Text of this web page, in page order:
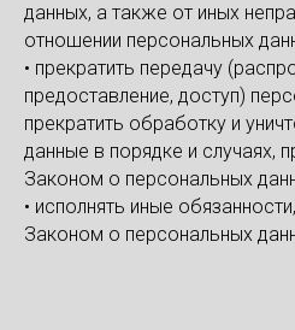
данных, а также от иных
отношении персональных
• прекратить передачу
предоставление, доступ)
прекратить обработку и
данные в порядке и случаях,
Законом о персональных
• исполнять иные
Законом о персональных